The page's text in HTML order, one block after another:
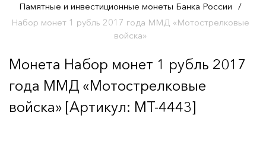
Памятные и инвестиционные монеты Банка России /
Набор монет 1 рубль 2017 года ММД «Мотострелковые
войска»
Монета Набор монет 1 рубль 2017
года ММД «Мотострелковые
войска» [Артикул: MT-4443]